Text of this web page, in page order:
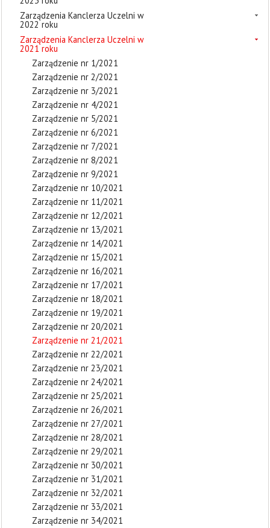
Zarządzenia Kanclerza Uczelni w
2022 roku
Zarządzenia Kanclerza Uczelni w
2021 roku
Zarządzenie nr 1/2021
Zarządzenie nr 2/2021
Zarządzenie nr 3/2021
Zarządzenie nr 4/2021
Zarządzenie nr 5/2021
Zarządzenie nr 6/2021
Zarządzenie nr 7/2021
Zarządzenie nr 8/2021
Zarządzenie nr 9/2021
Zarządzenie nr 10/2021
Zarządzenie nr 11/2021
Zarządzenie nr 12/2021
Zarządzenie nr 13/2021
Zarządzenie nr 14/2021
Zarządzenie nr 15/2021
Zarządzenie nr 16/2021
Zarządzenie nr 17/2021
Zarządzenie nr 18/2021
Zarządzenie nr 19/2021
Zarządzenie nr 20/2021
Zarządzenie nr 21/2021
Zarządzenie nr 22/2021
Zarządzenie nr 23/2021
Zarządzenie nr 24/2021
Zarządzenie nr 25/2021
Zarządzenie nr 26/2021
Zarządzenie nr 27/2021
Zarządzenie nr 28/2021
Zarządzenie nr 29/2021
Zarządzenie nr 30/2021
Zarządzenie nr 31/2021
Zarządzenie nr 32/2021
Zarządzenie nr 33/2021
Zarządzenie nr 34/2021